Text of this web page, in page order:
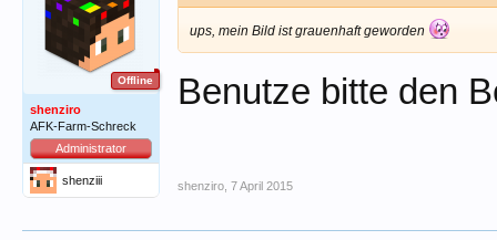
Offline
shenziro
AFK-Farm-Schreck
Administrator
shenziii
ups, mein Bild ist grauenhaft geworden
Benutze bitte den
shenziro 7 April 2015